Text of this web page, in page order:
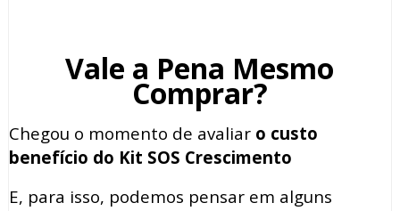
Vale a Pena Mesmo
Comprar?
Chegou o momento de avaliar o custo
benefício do Kit SOS Crescimento
E, para isso, podemos pensar em alguns